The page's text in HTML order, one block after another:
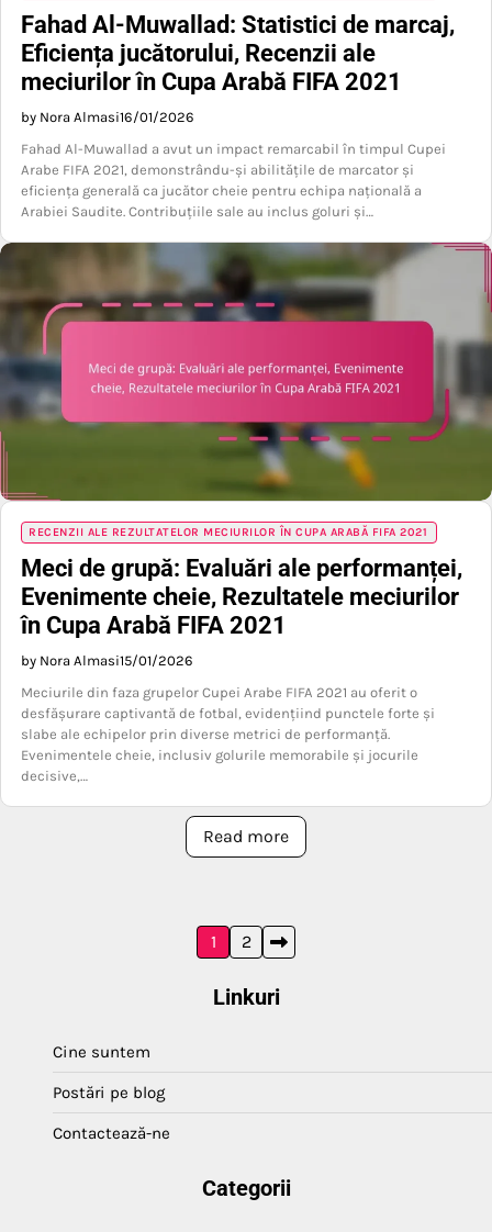
Fahad Al-Muwallad: Statistici de marcaj,
Eficiența jucătorului, Recenzii ale
meciurilor în Cupa Arabă FIFA 2021
by Nora Almasi16/01/2026
Fahad Al-Muwallad a avut un impact remarcabil în timpul Cupei
Arabe FIFA 2021, demonstrându-și abilitățile de marcator și
eficiența generală ca jucător cheie pentru echipa națională a
Arabiei Saudite. Contribuțiile sale au inclus goluri și…
RECENZII ALE REZULTATELOR MECIURILOR ÎN CUPA ARABĂ FIFA 2021
Meci de grupă: Evaluări ale performanței,
Evenimente cheie, Rezultatele meciurilor
în Cupa Arabă FIFA 2021
by Nora Almasi15/01/2026
Meciurile din faza grupelor Cupei Arabe FIFA 2021 au oferit o
desfășurare captivantă de fotbal, evidențiind punctele forte și
slabe ale echipelor prin diverse metrici de performanță.
Evenimentele cheie, inclusiv golurile memorabile și jocurile
decisive,…
Read more
1 2
Linkuri
Cine suntem
Postări pe blog
Contactează-ne
Categorii